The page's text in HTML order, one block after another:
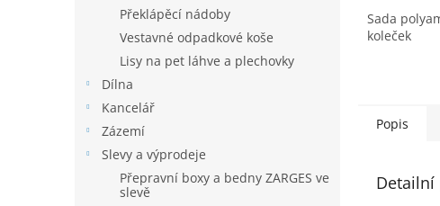
Překlápěcí nádoby
Vestavné odpadkové koše
Lisy na pet láhve a plechovky
Dílna
Kancelář
Zázemí
Slevy a výprodeje
Přepravní boxy a bedny ZARGES ve
slevě
Sada
koleček
Popis
Detailní